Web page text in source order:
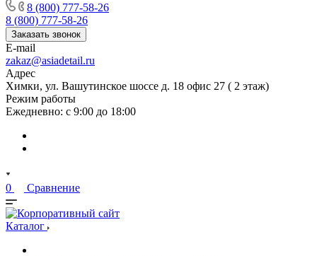
8 (800) 777-58-26
8 (800) 777-58-26
Заказать звонок
E-mail
zakaz@asiadetail.ru
Адрес
Химки, ул. Вашутинское шоссе д. 18 офис 27 ( 2 этаж)
Режим работы
Ежедневно: с 9:00 до 18:00
0 Сравнение
Каталог